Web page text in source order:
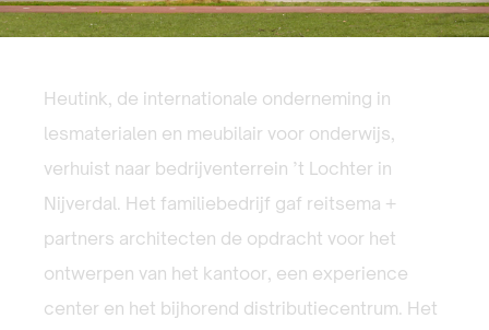
Heutink, de internationale onderneming in
lesmaterialen en meubilair voor onderwijs,
verhuist naar bedrijventerrein ’t Lochter in
Nijverdal. Het familiebedrijf gaf reitsema +
partners architecten de opdracht voor het
ontwerpen van het kantoor, een experience
center en het bijhorend distributiecentrum. Het